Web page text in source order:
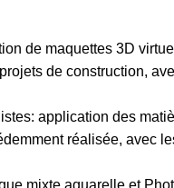
de maquettes 3D
de construction,
application des
réalisée, avec
mixte aquarelle et